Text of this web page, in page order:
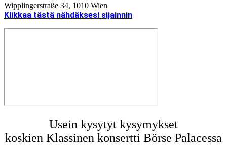
Wipplingerstraße 34, 1010 Wien
Klikkaa tästä nähdäksesi sijainnin
Usein kysytyt kysymykset
koskien Klassinen konsertti Börse Palacessa